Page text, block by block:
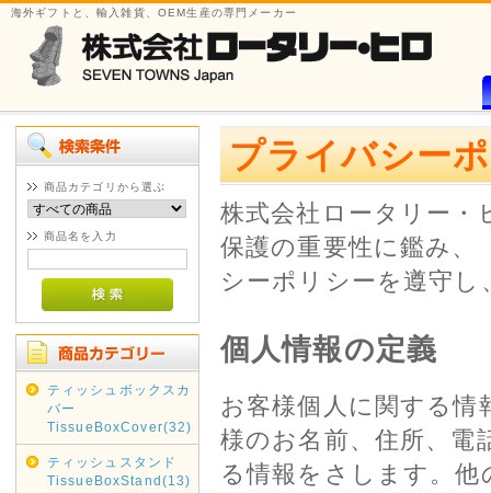
海外ギフトと、輸入雑貨、OEM生産の専門メーカー
商品カテゴリから選ぶ
商品名を入力
ティッシュボックスカ
バー
TissueBoxCover(32)
ティッシュスタンド
TissueBoxStand(13)
プライバシー
株式会社ロータリー・
保護の重要性に鑑み、
シーポリシーを遵守
個人情報の定義
お客様個人に関する情
様のお名前、住所、電
る情報をさします。